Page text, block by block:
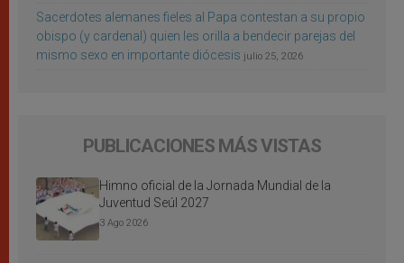
Sacerdotes alemanes fieles al Papa contestan a su propio
obispo (y cardenal) quien les orilla a bendecir parejas del
mismo sexo en importante diócesis julio 25, 2026
PUBLICACIONES MÁS VISTAS
Himno oficial de la Jornada Mundial de la
Juventud Seúl 2027
3 Ago 2026